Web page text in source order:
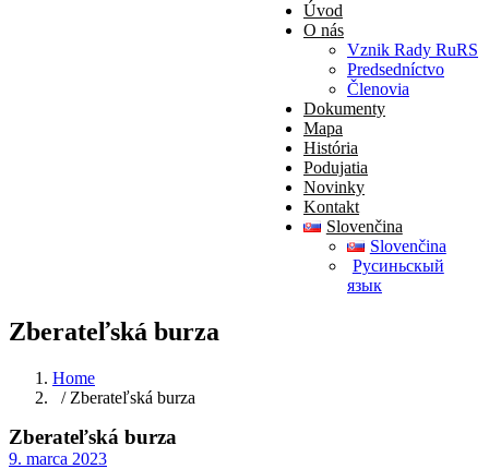
Úvod
O nás
Vznik Rady RuRS
Predsedníctvo
Členovia
Dokumenty
Mapa
História
Podujatia
Novinky
Kontakt
Slovenčina
Slovenčina
Pусиньскый
язык
Zberateľská burza
Home
/ Zberateľská burza
Zberateľská burza
9. marca 2023